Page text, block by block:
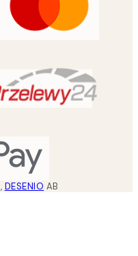
, DESENIO AB